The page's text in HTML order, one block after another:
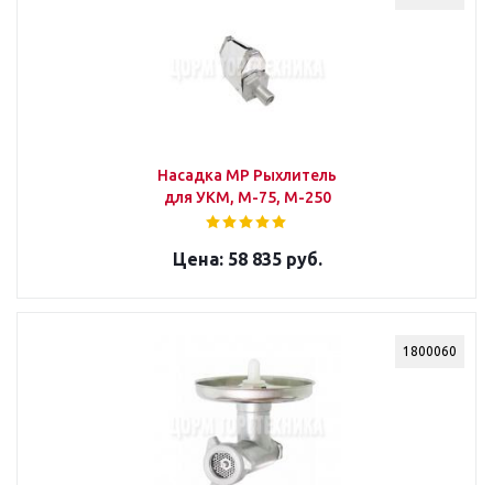
Насадка МР Рыхлитель
для УКМ, М-75, М-250
58 835 руб.
1800060